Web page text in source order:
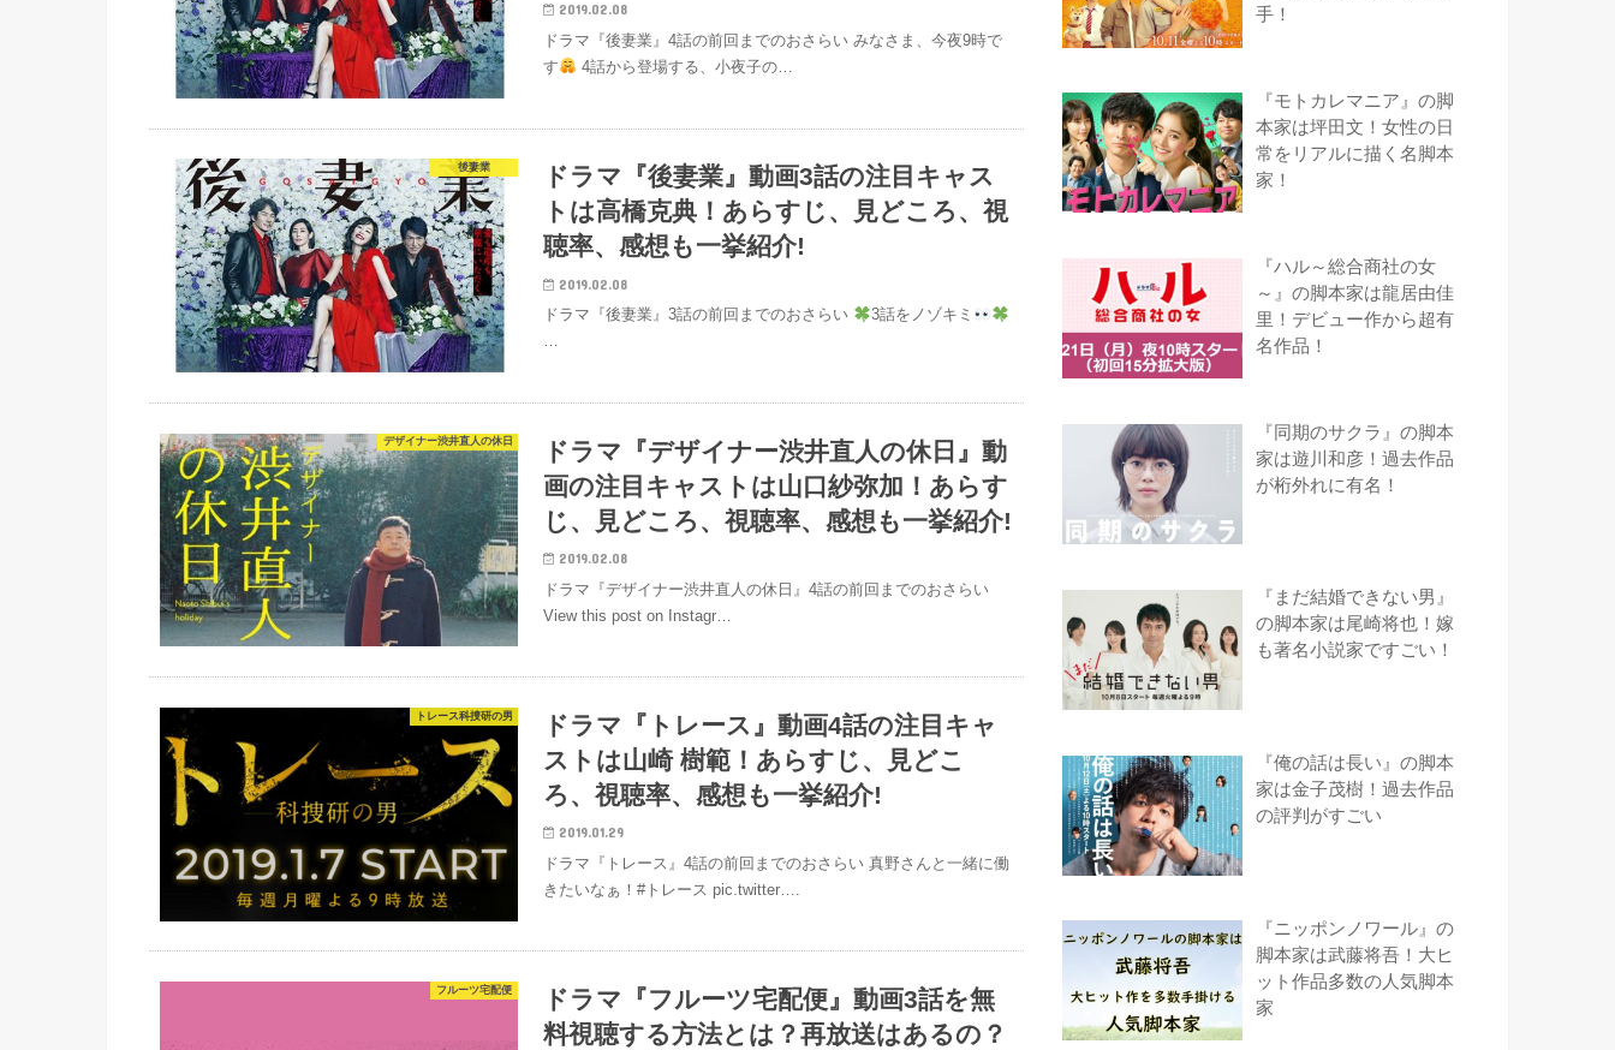
2019.02.08
ドラマ『後妻業』4話の前回までのおさらい みなさま、今夜9時で
す
4話から登場する、小夜子の…
後妻業
ドラマ『後妻業』動画3話の注目キャス
トは高橋克典！あらすじ、見どころ、視
聴率、感想も一挙紹介!
2019.02.08
ドラマ『後妻業』3話の前回までのおさらい
3話をノゾキミ
…
デザイナー渋井直人の休日
ドラマ『デザイナー渋井直人の休日』動
画の注目キャストは山口紗弥加！あらす
じ、見どころ、視聴率、感想も一挙紹介!
2019.02.08
ドラマ『デザイナー渋井直人の休日』4話の前回までのおさらい
View this post on Instagr…
トレース科捜研の男
ドラマ『トレース』動画4話の注目キャ
ストは山崎 樹範！あらすじ、見どこ
ろ、視聴率、感想も一挙紹介!
2019.01.29
ドラマ『トレース』4話の前回までのおさらい 真野さんと一緒に働
きたいなぁ！#トレース pic.twitter….
フルーツ宅配便
ドラマ『フルーツ宅配便』動画3話を無
料視聴する方法とは？再放送はあるの？
手！
『モトカレマニア』の脚
本家は坪田文！女性の日
常をリアルに描く名脚本
家！
『ハル～総合商社の女
～』の脚本家は龍居由佳
里！デビュー作から超有
名作品！
『同期のサクラ』の脚本
家は遊川和彦！過去作品
が桁外れに有名！
『まだ結婚できない男』
の脚本家は尾崎将也！嫁
も著名小説家ですごい！
『俺の話は長い』の脚本
家は金子茂樹！過去作品
の評判がすごい
『ニッポンノワール』の
脚本家は武藤将吾！大ヒ
ット作品多数の人気脚本
家